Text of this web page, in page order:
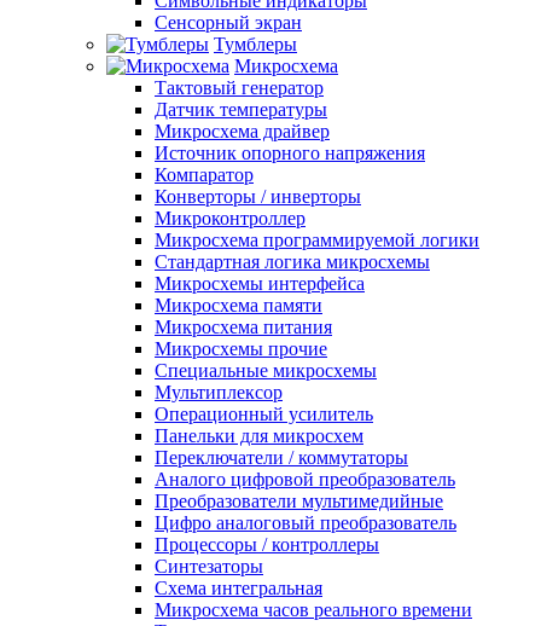
Сенсорный экран
Тумблеры
Микросхема
Тактовый генератор
Датчик температуры
Микросхема драйвер
Источник опорного напряжения
Компаратор
Конверторы / инверторы
Микроконтроллер
Микросхема программируемой логики
Стандартная логика микросхемы
Микросхемы интерфейса
Микросхема памяти
Микросхема питания
Микросхемы прочие
Специальные микросхемы
Мультиплексор
Операционный усилитель
Панельки для микросхем
Переключатели / коммутаторы
Аналого цифровой преобразователь
Преобразователи мультимедийные
Цифро аналоговый преобразователь
Процессоры / контроллеры
Синтезаторы
Схема интегральная
Микросхема часов реального времени